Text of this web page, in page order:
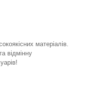
матеріалів.
відмінну